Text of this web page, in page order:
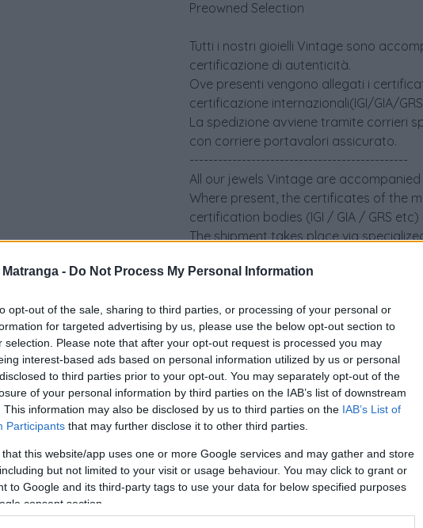
- Do Not Process My Personal Information
opt-out of the sale, sharing to third parties, or processing of your personal or
for targeted advertising by us, please use the below opt-out section to
selection. Please note that after your opt-out request is processed you may
interest-based ads based on personal information utilized by us or personal
to third parties prior to your opt-out. You may separately opt-out of the
of your personal information by third parties on the IAB’s list of downstream
This information may also be disclosed by us to third parties on the IAB’s List of
Participants that may further disclose it to other third parties.
that this website/app uses one or more Google services and may gather and store
but not limited to your visit or usage behaviour. You may click to grant or
to Google and its third-party tags to use your data for below specified purposes
consent section.
Preowned Selection
Tutti i nostri gioielli Vintage sono
certificazione di autenticità.
Ove presenti vengono allegati i
certificazione internazionali(IGI/GIA/
La spedizione avviene tramite corrieri
con corriere portavalori assicurato.
----------------------------------------------
All our jewels Vintage are
Where present, the certificates of the
certification bodies (IGI / GIA / GRS
The shipment takes place via
Visualizza proposte di finanziamento
Caratteristiche Prodotto